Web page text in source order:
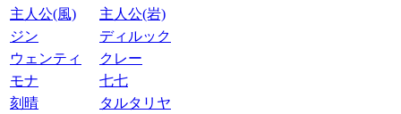
主人公(風)
主人公(岩)
ジン
ディルック
ウェンティ
クレー
モナ
七七
刻晴
タルタリヤ